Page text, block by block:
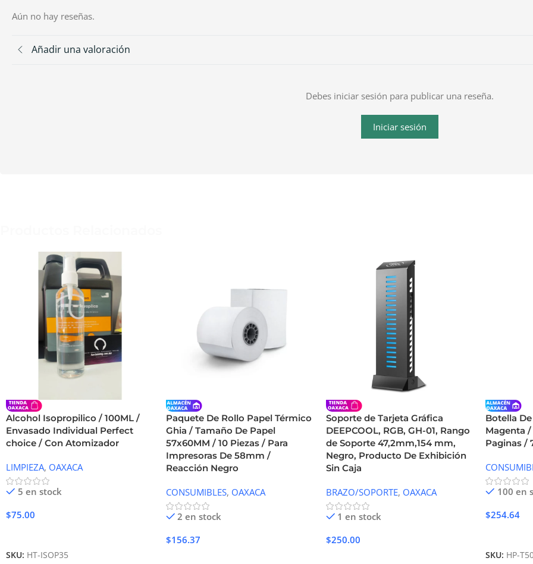
Aún no hay reseñas.
Añadir una valoración
Debes iniciar sesión para publicar una reseña.
Iniciar sesión
Alcohol Isopropilico / 100ML /
Envasado Individual Perfect
choice / Con Atomizador
LIMPIEZA, OAXACA
5 en stock
$75.00
SKU: HT-ISOP35
Paquete De Rollo Papel Térmico
Ghia / Tamaño De Papel
57x60MM / 10 Piezas / Para
Impresoras De 58mm /
Reacción Negro
CONSUMIBLES, OAXACA
2 en stock
$156.37
Soporte de Tarjeta Gráfica
DEEPCOOL, RGB, GH-01, Rango
de Soporte 47,2mm,154 mm,
Negro, Producto De Exhibición
Sin Caja
BRAZO/SOPORTE, OAXACA
1 en stock
$250.00
Botella
Magenta
Paginas /
100 en
$254.64
SKU: HP-